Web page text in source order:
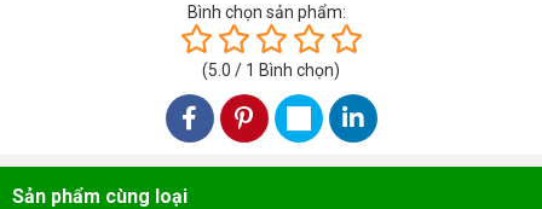
Bình chọn sản phẩm:
(5.0 / 1 Bình chọn)
Sản phẩm cùng loại